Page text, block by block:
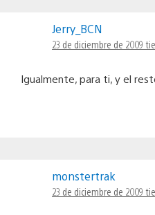
Jerry_BCN
23 de diciembre de 2009
Igualmente, para ti, y el
monstertrak
23 de diciembre de 2009